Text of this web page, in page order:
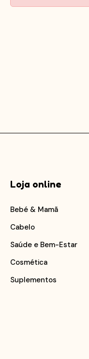
Loja online
Bebé & Mamã
Cabelo
Saúde e Bem-Estar
Cosmética
Suplementos